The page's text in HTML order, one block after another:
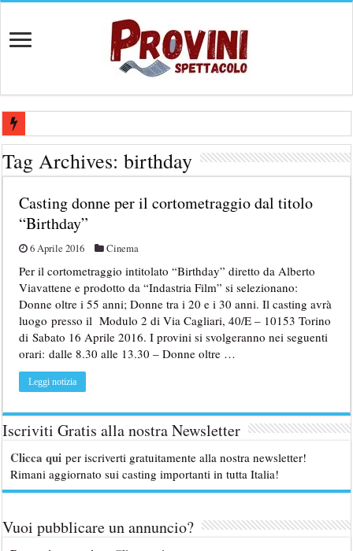
Casting per nuovo lungometraggio: si cercano attori, attrici e
Ricerca tastierista per Tribute Band dedicata ad Eros Ramazzotti –
Casting film horror internazionale “Gaming Disorder”: si cercano
Casting Rai: Cercasi le nuove professoresse de L’Eredità, aperte le
Tag Archives:birthday
Casting donne per il cortometraggio dal titolo
“Birthday”
6 Aprile 2016 Cinema
Per il cortometraggio intitolato “Birthday” diretto da Alberto
Viavattene e prodotto da “Indastria Film” si selezionano:
Donne oltre i 55 anni; Donne tra i 20 e i 30 anni. Il casting avrà
luogo presso il Modulo 2 di Via Cagliari, 40/E – 10153 Torino
di Sabato 16 Aprile 2016. I provini si svolgeranno nei seguenti
orari: dalle 8.30 alle 13.30 – Donne oltre …
Leggi notizia
Iscriviti Gratis alla nostra Newsletter
Clicca qui per iscriverti gratuitamente alla nostra newsletter!
Rimani aggiornato sui casting importanti in tutta Italia!
Vuoi pubblicare un annuncio?